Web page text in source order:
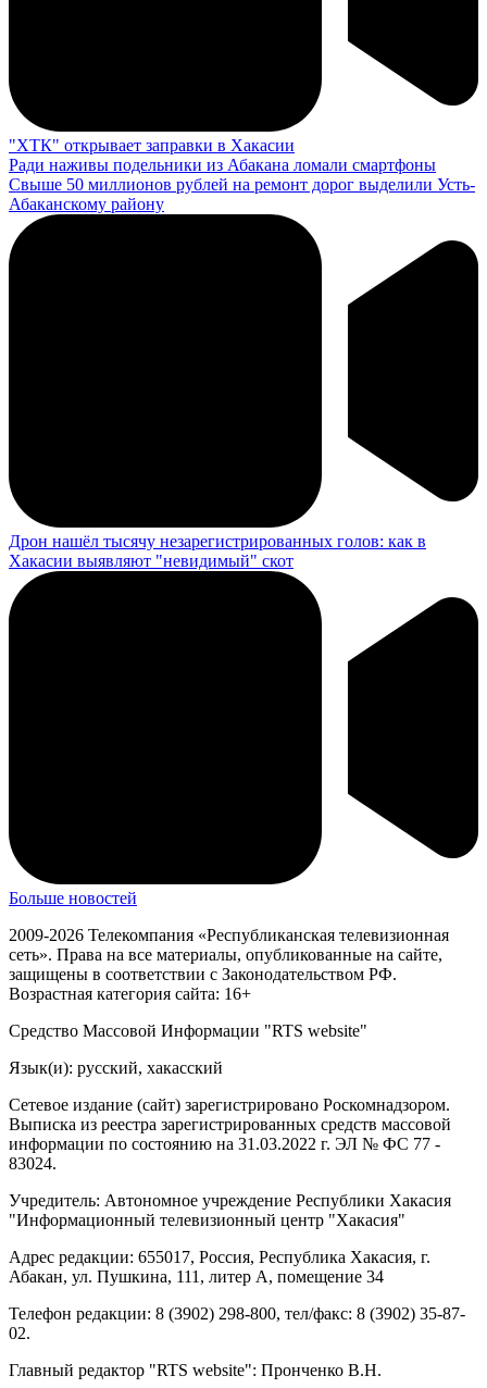
"ХТК" открывает заправки в Хакасии
Ради наживы подельники из Абакана ломали смартфоны
Свыше 50 миллионов рублей на ремонт дорог выделили Усть-
Абаканскому району
Дрон нашёл тысячу незарегистрированных голов: как в
Хакасии выявляют "невидимый" скот
Больше новостей
2009-2026 Телекомпания «Республиканская телевизионная
сеть». Права на все материалы, опубликованные на сайте,
защищены в соответствии с Законодательством РФ.
Возрастная категория сайта: 16+
Средство Массовой Информации "RTS website"
Язык(и): русский, хакасский
Сетевое издание (сайт) зарегистрировано Роскомнадзором.
Выписка из реестра зарегистрированных средств массовой
информации по состоянию на 31.03.2022 г. ЭЛ № ФС 77 -
83024.
Учредитель: Автономное учреждение Республики Хакасия
"Информационный телевизионный центр "Хакасия"
Адрес редакции: 655017, Россия, Республика Хакасия, г.
Абакан, ул. Пушкина, 111, литер А, помещение 34
Телефон редакции: 8 (3902) 298-800, тел/факс: 8 (3902) 35-87-
02.
Главный редактор "RTS website": Пронченко В.Н.